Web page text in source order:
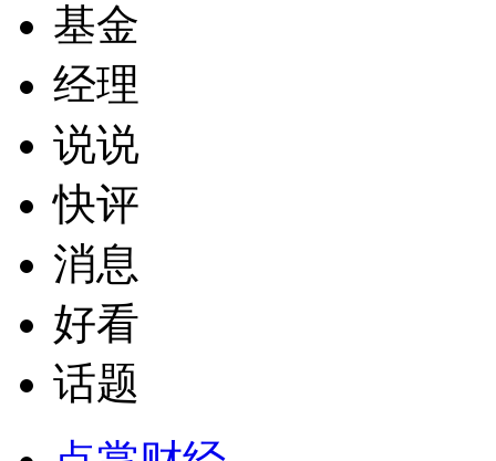
基金
经理
说说
快评
消息
好看
话题